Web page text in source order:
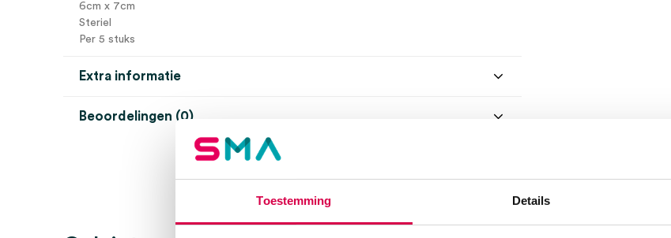
Toestemming Details
6cm x 7cm
Steriel
Per 5 stuks
Extra informatie
6cm x 7cm
Beoordelingen (0)